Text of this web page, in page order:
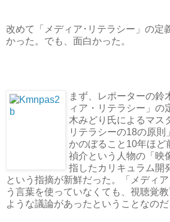
改めて「メディア･リテラシー」の定
かった。でも、面白かった。
まず、レポーターの鈴
ィア・リテラシー」の
木みどり氏によるマス
リテラシーの18の原則
かのぼること10年ほど
禎介という人物の「映
指したカリキュラム開
という指摘が新鮮だった。「メディ
う言葉を使っていなくても、視聴覚
ような議論があったということなのだ